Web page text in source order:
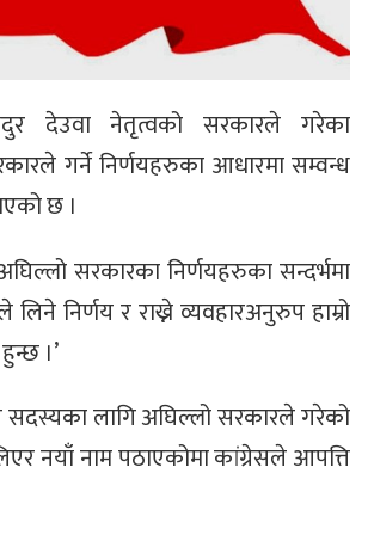
देउवा नेतृत्वको सरकारले गरेका
गर्ने निर्णयहरुका आधारमा सम्वन्ध
छ ।
सरकारका निर्णयहरुका सन्दर्भमा
निर्णय र राख्ने व्यवहारअनुरुप हाम्रो
।’
सदस्यका लागि अघिल्लो सरकारले गरेको
नयाँ नाम पठाएकोमा कांग्रेसले आपत्ति